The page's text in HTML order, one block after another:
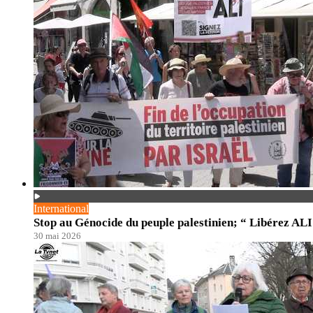
International
Stop au Génocide du peuple palestinien; “ Libérez
30 mai 2026